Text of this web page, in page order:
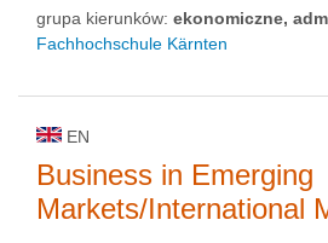
grupa kierunków: ekonomiczne,
Fachhochschule Kärnten
EN
Business in Emerging
Markets/International